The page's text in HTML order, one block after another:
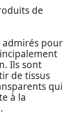
de
admirés pour
Ils sont
de tissus
qui
à la